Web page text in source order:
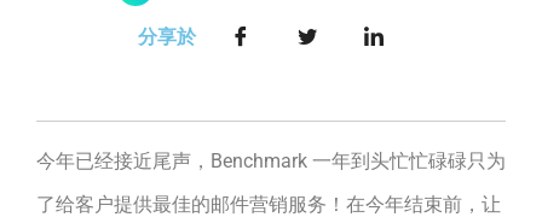
分享於
今年已经接近尾声，Benchmark 一年到头忙忙碌碌只为
了给客户提供最佳的邮件营销服务！在今年结束前，让